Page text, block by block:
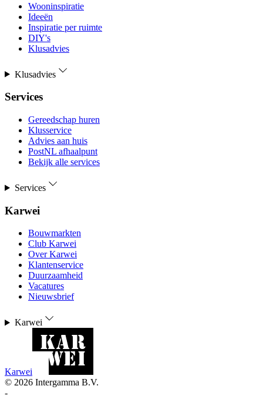
Wooninspiratie
Ideeën
Inspiratie per ruimte
DIY's
Klusadvies
Klusadvies
Services
Gereedschap huren
Klusservice
Advies aan huis
PostNL afhaalpunt
Bekijk alle services
Services
Karwei
Bouwmarkten
Club Karwei
Over Karwei
Klantenservice
Duurzaamheid
Vacatures
Nieuwsbrief
Karwei
Karwei
© 2026 Intergamma B.V.
-